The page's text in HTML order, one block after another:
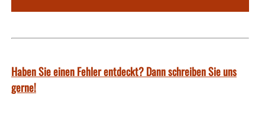
Haben Sie einen Fehler entdeckt? Dann schreiben Sie uns
gerne!